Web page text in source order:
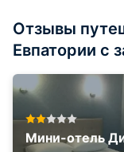
Отзывы
Евпатории с
Мини-отель